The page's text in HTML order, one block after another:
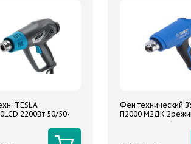
TESLA
2200Вт 50/50-
тепл.защита
Фен технический
П2000 М2ДК
550град 220/550л/